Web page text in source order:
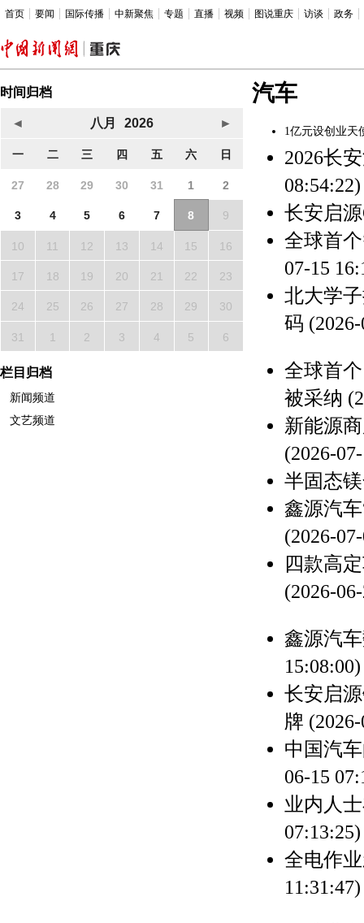
首页 要闻 国际传播 中新聚焦 专题 直播 视频 图说重庆 访谈 政务
时间归档
栏目归档
新闻频道
文艺频道
汽车
1亿元设创业天
2026长
08:54:22)
长安启
全球首
07-15
北大学
码
全球首
被采纳
新能源
(2026-
半固态
鑫源汽
(2026-
四款高
(2026-
鑫源汽
15:08:00)
长安启
牌
中国汽
06-15
业内人
07:13:25)
全电作
11:31:47)
◄ 八月 2026 ►
一 二 三 四 五 六 日
27 28 29 30 31 1 2
3 4 5 6 7 8 9
10 11 12 13 14 15 16
17 18 19 20 21 22 23
24 25 26 27 28 29 30
31 1 2 3 4 5 6